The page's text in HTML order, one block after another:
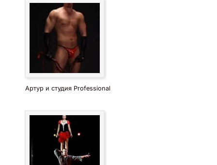
Артур и студия Professional